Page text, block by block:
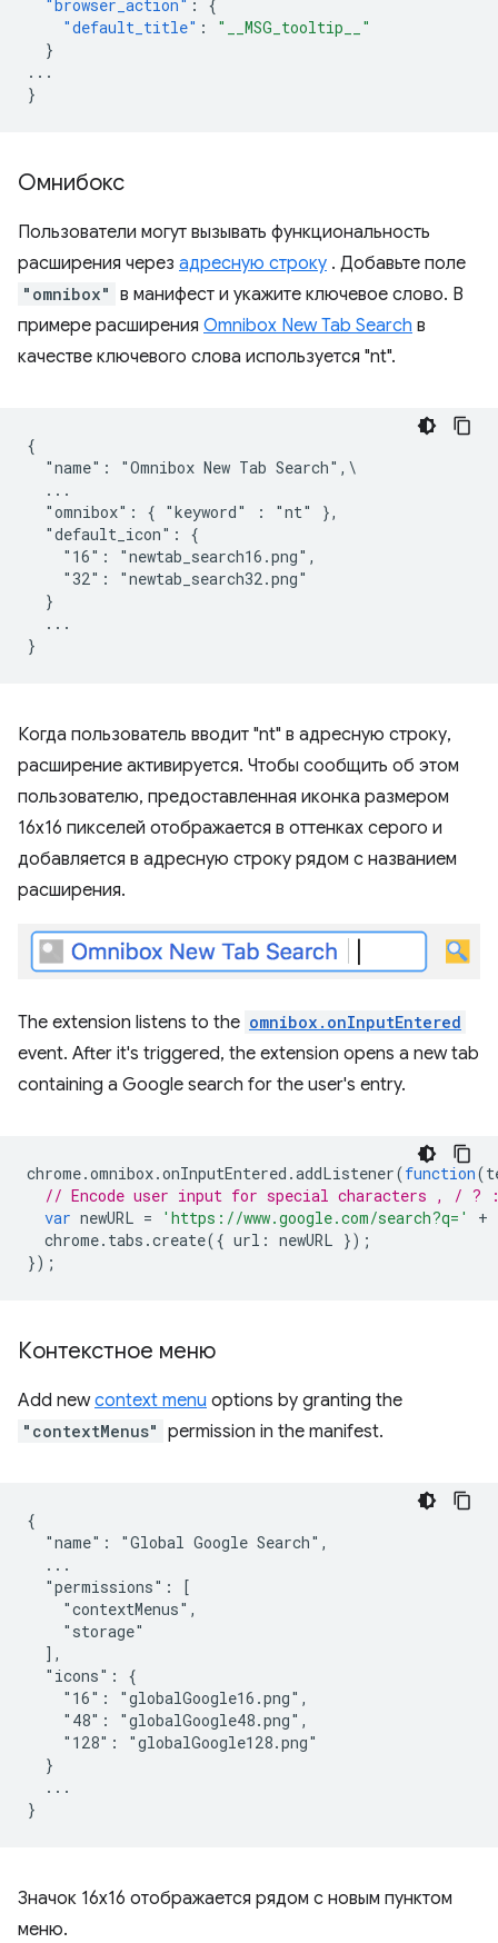
"browser_action" :
{
"default_title" :
"__MSG_tooltip__"
}
...
}
Омнибокс
Пользователи могут вызывать функциональность
расширения через адресную строку . Добавьте поле
"omnibox" в манифест и укажите ключевое слово. В
примере расширения Omnibox New Tab Search в
качестве ключевого слова используется "nt".
{
  "name": "Omnibox New Tab Search",\
  ...
  "omnibox": { "keyword" : "nt" },
  "default_icon": {
    "16": "newtab_search16.png",
    "32": "newtab_search32.png"
  }
  ...
Когда пользователь вводит "nt" в адресную строку,
расширение активируется. Чтобы сообщить об этом
пользователю, предоставленная иконка размером
16x16 пикселей отображается в оттенках серого и
добавляется в адресную строку рядом с названием
расширения.
The extension listens to the omnibox.onInputEntered
event. After it's triggered, the extension opens a new tab
containing a Google search for the user's entry.
chrome.omnibox.onInputEntered .addListener(function(
// Encode user input for special characters , / ?
var newURL = 'https://www.google.com/search?q=' +
chrome. tabs .create({ url : newURL });
});
Контекстное меню
Add newcontext menu options by granting the
"contextMenus" permission in the manifest.
{
  "name": "Global Google Search",
  ...
  "permissions": [
    "contextMenus",
    "storage"
  ],
  "icons": {
    "16": "globalGoogle16.png",
    "48": "globalGoogle48.png",
    "128": "globalGoogle128.png"
  }
  ...
Значок 16x16 отображается рядом с новым пунктом
меню.